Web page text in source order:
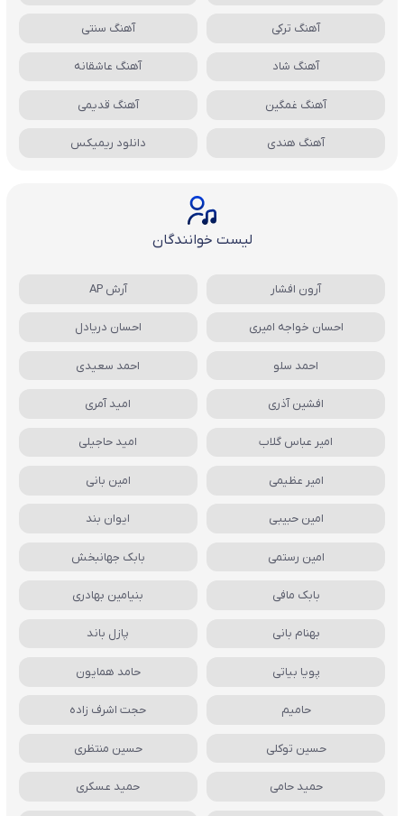
آهنگ ترکی آهنگ سنتی
آهنگ شاد آهنگ عاشقانه
آهنگ غمگین آهنگ قدیمی
آهنگ هندی دانلود ریمیکس
لیست خوانندگان
آرون افشار آرش AP
احسان خواجه امیری احسان دریادل
احمد سلو احمد سعیدی
افشین آذری امید آمری
امیر عباس گلاب امید حاجیلی
امیر عظیمی امین بانی
امین حبیبی ایوان بند
امین رستمی بابک جهانبخش
بابک مافی بنیامین بهادری
بهنام بانی پازل باند
پویا بیاتی حامد همایون
حامیم حجت اشرف زاده
حسین توکلی حسین منتظری
حمید حامی حمید عسکری